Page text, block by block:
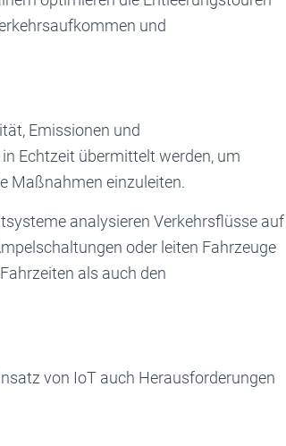
und
Emissionen und
Echtzeit übermittelt werden, um
Maßnahmen einzuleiten.
analysieren Verkehrsflüsse auf
oder leiten Fahrzeuge
als auch den
von IoT auch Herausforderungen